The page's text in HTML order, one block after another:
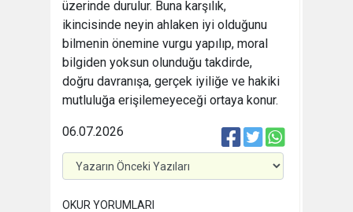
üzerinde durulur. Buna karşılık,
ikincisinde neyin ahlaken iyi olduğunu
bilmenin önemine vurgu yapılıp, moral
bilgiden yoksun olunduğu takdirde,
doğru davranışa, gerçek iyiliğe ve hakiki
mutluluğa erişilemeyeceği ortaya konur.
06.07.2026
OKUR YORUMLARI